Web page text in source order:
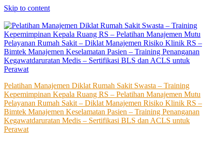
Skip to content
Pelatihan Manajemen Diklat Rumah Sakit Swasta – Training
Kepemimpinan Kepala Ruang RS – Pelatihan Manajemen Mutu
Pelayanan Rumah Sakit – Diklat Manajemen Risiko Klinik RS –
Bimtek Manajemen Keselamatan Pasien – Training Penanganan
Kegawatdaruratan Medis – Sertifikasi BLS dan ACLS untuk
Perawat